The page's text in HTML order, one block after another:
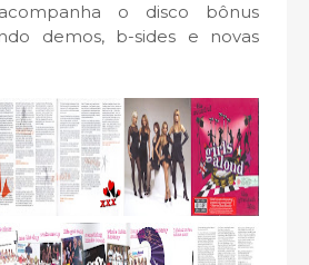
acompanha o disco bônus
demos, b-sides e novas